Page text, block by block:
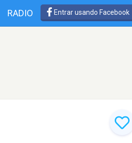
RADIO Entrar usando Facebook